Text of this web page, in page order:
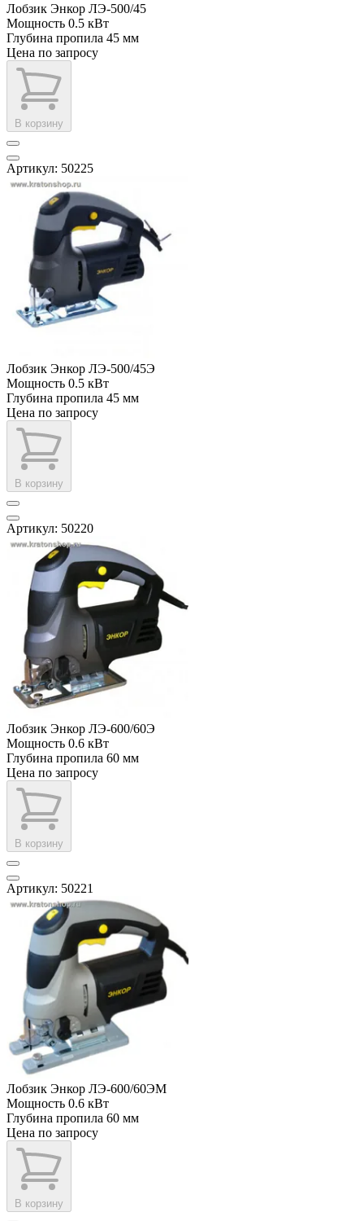
Лобзик Энкор ЛЭ-500/45
Мощность 0.5 кВт
Глубина пропила 45 мм
Цена по запросу
В корзину
Артикул: 50225
Лобзик Энкор ЛЭ-500/45Э
Мощность 0.5 кВт
Глубина пропила 45 мм
Цена по запросу
В корзину
Артикул: 50220
Лобзик Энкор ЛЭ-600/60Э
Мощность 0.6 кВт
Глубина пропила 60 мм
Цена по запросу
В корзину
Артикул: 50221
Лобзик Энкор ЛЭ-600/60ЭМ
Мощность 0.6 кВт
Глубина пропила 60 мм
Цена по запросу
В корзину